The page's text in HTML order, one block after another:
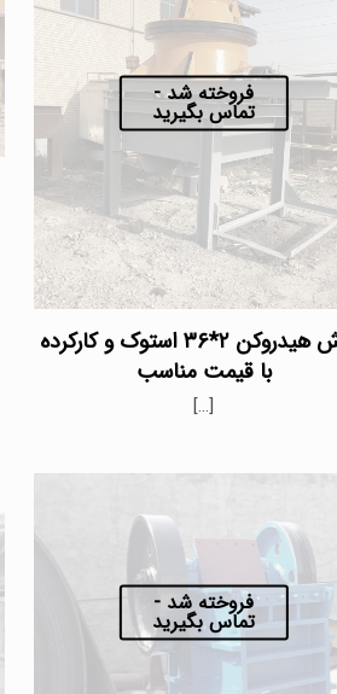
فروخته شد -
تماس بگیرید
فروش هیدروکن ۲*۳۶ استوک و کارکرده
با قیمت مناسب
[…]
فروخته شد -
تماس بگیرید